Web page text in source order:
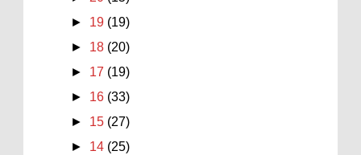
► 19 (19)
► 18 (20)
► 17 (19)
► 16 (33)
► 15 (27)
► 14 (25)